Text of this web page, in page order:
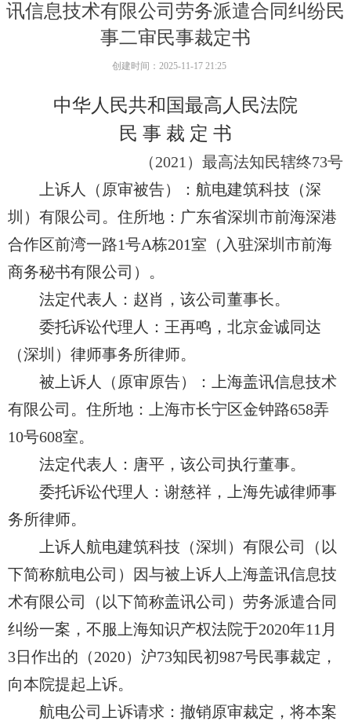
讯信息技术有限公司劳务派遣合同纠纷民
事二审民事裁定书
中华人民共和国最高人民法院
民 事 裁 定 书
（2021）最高法知民辖终73号
上诉人（原审被告）： 航电建筑科技（深
圳）有限公司。住所地：广东省深圳市前海深港
合作区前湾一路1号A栋201室（入驻深圳市前海
商务秘书有限公司）。
法定代表人：赵肖，该公司董事长。
委托诉讼代理人：王再鸣，北京金诚同达
（深圳）律师事务所律师。
被上诉人（原审原告）：
上海盖讯信息技术
有限公司。住所地：上海市长宁区金钟路658弄
10号608室。
法定代表人：唐平，该公司执行董事。
委托诉讼代理人：谢慈祥，上海先诚律师事
务所律师。
上诉人航电建筑科技（深圳）有限公司（以
下简称航电公司 ）因与被上诉人
上海盖讯信息技
术有限公司（以下简称盖讯公司 ）劳务派遣合同
纠纷一案，不服上海知识产权法院于2020年11月
3日 作出的（2020）沪73知民初987号民事裁定，
向本院提起上诉。
航电公司
上诉请求：撤销原审裁定，将本案
创建时间： 2025-11-17 21:25